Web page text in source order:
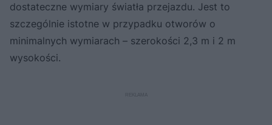
dostateczne wymiary światła przejazdu. Jest to
szczególnie istotne w przypadku otworów o
minimalnych wymiarach – szerokości 2,3 m i 2 m
wysokości.